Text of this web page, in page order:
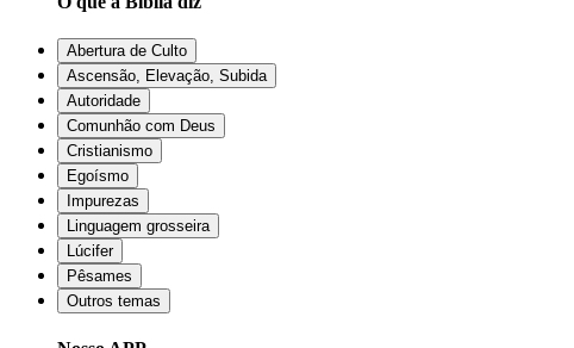
Abertura de Culto
Ascensão, Elevação, Subida
Autoridade
Comunhão com Deus
Cristianismo
Egoísmo
Impurezas
Linguagem grosseira
Lúcifer
Pêsames
Outros temas